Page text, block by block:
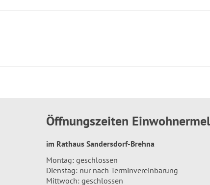
Öffnungszeiten
im Rathaus Sandersdorf-Brehna
Montag: geschlossen
Dienstag: nur nach Terminvereinbarung
Mittwoch: geschlossen